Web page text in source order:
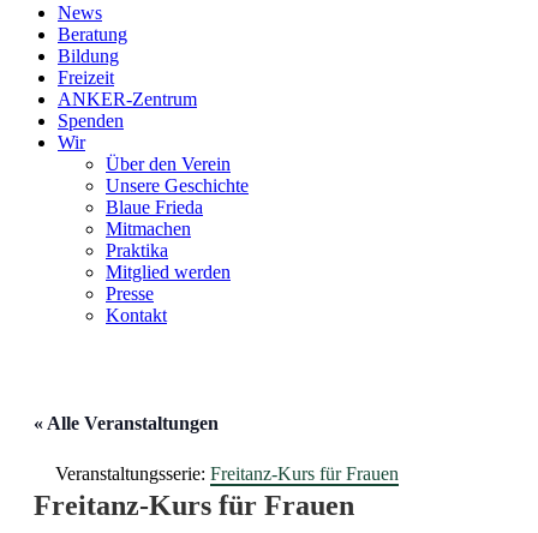
News
Beratung
Bildung
Freizeit
ANKER-Zentrum
Spenden
Wir
Über den Verein
Unsere Geschichte
Blaue Frieda
Mitmachen
Praktika
Mitglied werden
Presse
Kontakt
« Alle Veranstaltungen
Veranstaltungsserie: Freitanz-Kurs für Frauen
Freitanz-Kurs für Frauen